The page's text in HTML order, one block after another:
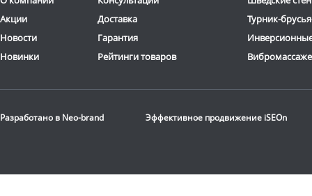
Акции
Новости
Новинки
Доставка
Гарантия
Рейтинги товаров
Турник-
Разработано в Neo-brand Эффективное продвижение iSEOn